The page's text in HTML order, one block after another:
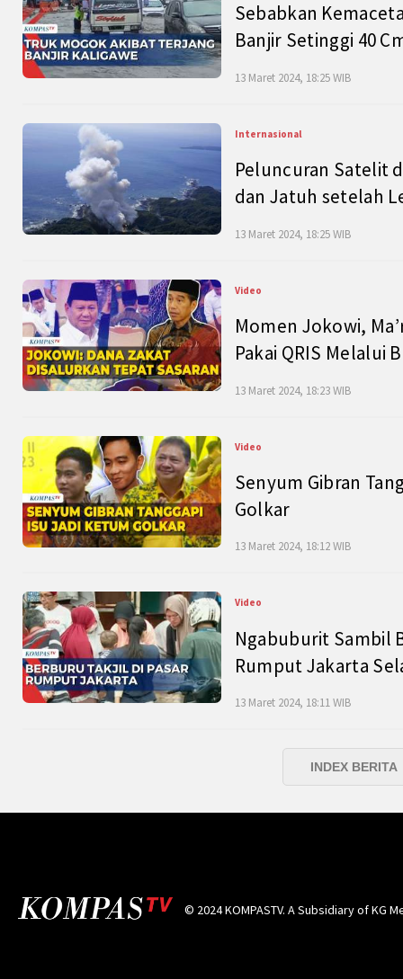
Sebabkan
Banjir Setinggi 40
13 Maret 2024, 18:25 WIB
Internasional
Peluncuran Satelit
dan Jatuh setelah
13 Maret 2024, 18:25 WIB
Video
Momen Jokowi,
Pakai QRIS Melalui
13 Maret 2024, 18:23 WIB
Video
Senyum Gibran
Golkar
13 Maret 2024, 18:12 WIB
Video
Ngabuburit Sambil
Rumput Jakarta
13 Maret 2024, 18:11 WIB
INDEX BERITA
© 2024 KOMPASTV. A Subsidiary ofKG